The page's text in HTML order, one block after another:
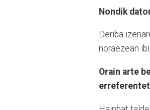
Nondik
Deriba
noraezean
Orain arte